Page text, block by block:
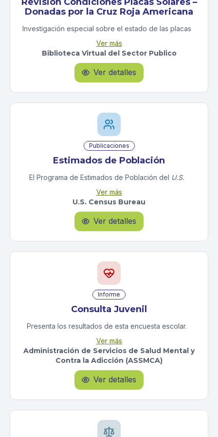
Donadas por la Cruz Roja Americana
Investigación especial sobre el estado de las placas
la Cruz Roja Americana a 160 escuelas públicas de
Puerto Rico tras el huracán María. El proyecto buscó
fortalecer la resiliencia de las comunidades escolares
que a su vez funcionan como refugios en
Ver más
Biblioteca Virtual del Sector Publico
 Ver detalles
Publicaciones
Estimados de Población
El Programa de Estimados de Población del U.S.
todos los años para los Estados Unidos, sus estados,
sus condados, ciudades y pueblos, como también
para Puerto Rico y sus municipios. Además, se
publican los componentes demográficos de cambio
Ver más
U.S. Census Bureau
 Ver detalles
Informe
Consulta Juvenil
Presenta los resultados de esta encuesta escolar.
substancias entre los jóvenes, y sus factores de
riesgo y protección.
Ver más
Administración de Servicios de Salud Mental y
Contra la Adicción (ASSMCA)
 Ver detalles